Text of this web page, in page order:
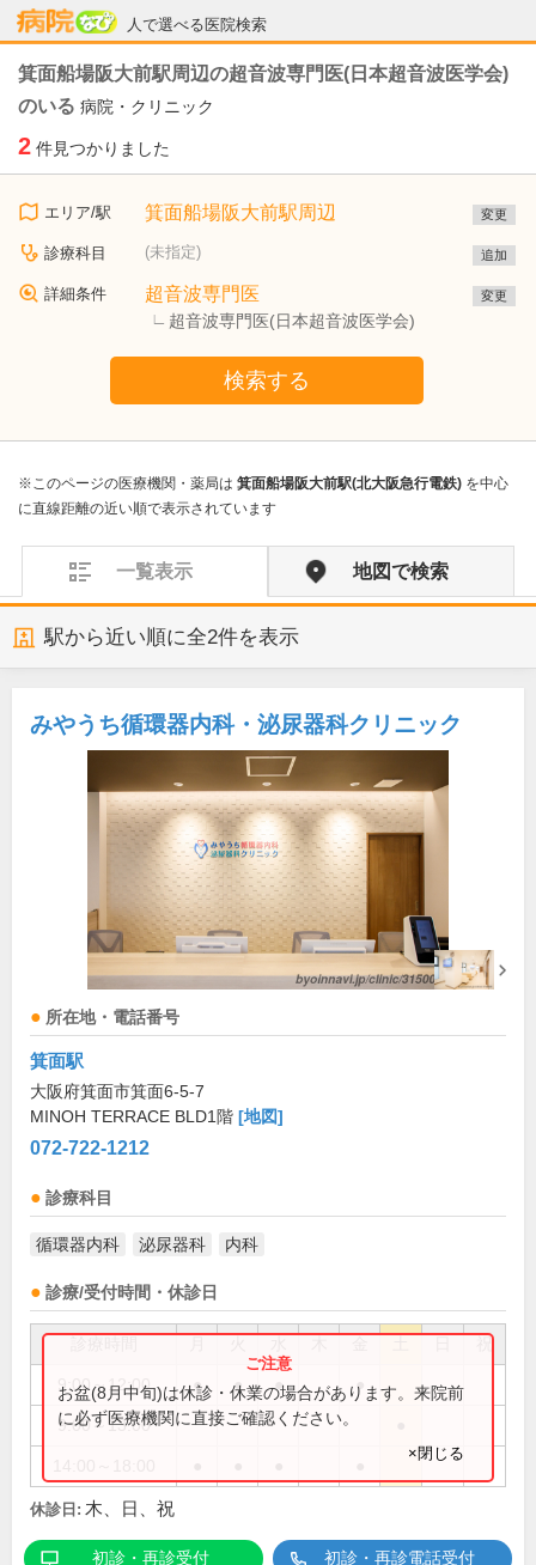
人で選べる医院検索
病院なび
箕面船場阪大前駅周辺の超音波専門医(日本超音波医学会)
のいる 病院・クリニック
2 件見つかりました
エリア/駅 箕面船場阪大前駅周辺 変更
診療科目 (未指定) 追加
詳細条件 超音波専門医
超音波専門医(日本超音波医学会)
変更
検索する
※このページの医療機関・薬局は 箕面船場阪大前駅(北大阪急行電鉄) を中心
に直線距離の近い順で表示されています
一覧表示 地図で検索
駅から近い順に全2件を表示
みやうち循環器内科・泌尿器科クリニック
所在地・電話番号
箕面駅
大阪府箕面市箕面6-5-7
MINOH TERRACE BLD1階 [地図]
072-722-1212
診療科目
循環器内科 泌尿器科 内科
診療/受付時間・休診日
祝
9:00～12:00 ● ● ● ●
9:00～13:00
お盆(8月中旬)は休診・休業の場合があります。来院前
に必ず医療機関に直接ご確認ください。
×閉じる
休診日: 木、日、祝
初診・再診受付 初診・再診電話受付